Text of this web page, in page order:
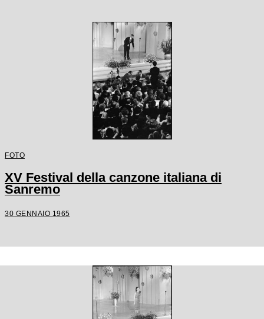
FOTO
XV Festival della canzone italiana di
Sanremo
30 GENNAIO 1965